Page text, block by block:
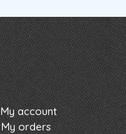
My account
My orders